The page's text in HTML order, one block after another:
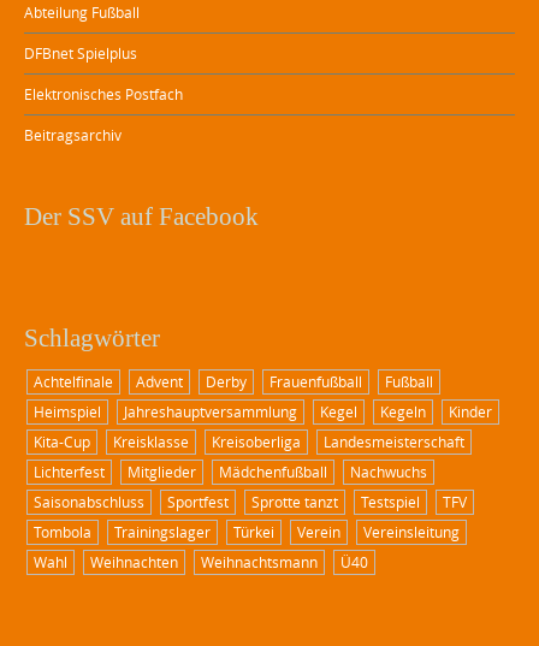
Abteilung Fußball
DFBnet Spielplus
Elektronisches Postfach
Beitragsarchiv
Der SSV auf Facebook
Schlagwörter
Achtelfinale Advent Derby Frauenfußball
Fußball
Heimspiel
Jahreshauptversammlung Kegel Kegeln
Kinder
Kita-Cup
Kreisklasse Kreisoberliga
Landesmeisterschaft
Lichterfest
Mitglieder Mädchenfußball
Nachwuchs
Saisonabschluss
Sportfest Sprotte tanzt Testspiel
TFV
Tombola
Trainingslager Türkei Verein
Vereinsleitung
Wahl
Weihnachten Weihnachtsmann Ü40